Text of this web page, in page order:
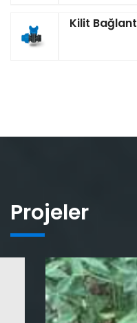
Kilit
Projeler